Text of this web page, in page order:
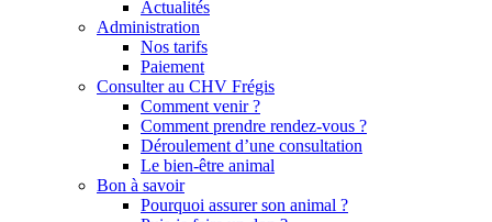
Actualités
Administration
Nos tarifs
Paiement
Consulter au CHV Frégis
Comment venir ?
Comment prendre rendez-vous ?
Déroulement d’une consultation
Le bien-être animal
Bon à savoir
Pourquoi assurer son animal ?